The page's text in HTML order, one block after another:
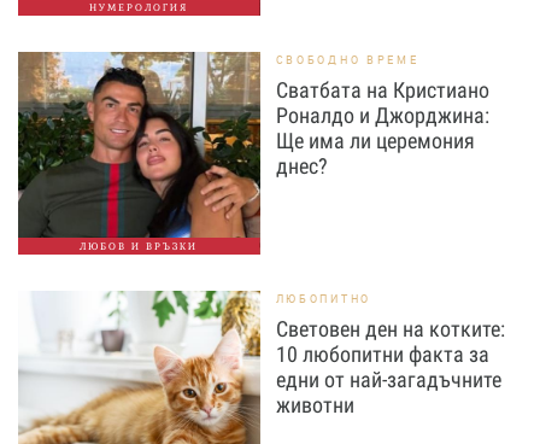
НУМЕРОЛОГИЯ
ЛЮБОВ И ВРЪЗКИ
СВОБОДНО ВРЕМЕ
Сватбата на Кристиано
Роналдо и Джорджина:
Ще има ли церемония
днес?
ЛЮБОПИТНО
Световен ден на котките:
10 любопитни факта за
едни от най-загадъчните
животни